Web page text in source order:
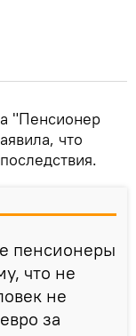
"Пенсионер
что
пенсионеры
что не
не
за